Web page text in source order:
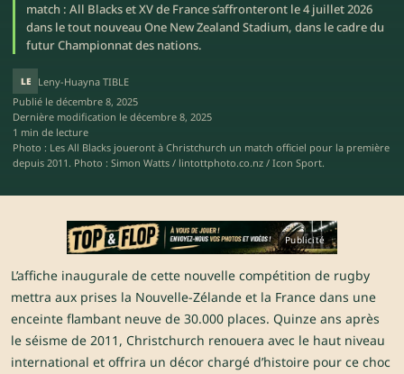
match : All Blacks et XV de France s’affronteront le 4 juillet 2026
dans le tout nouveau One New Zealand Stadium, dans le cadre du
futur Championnat des nations.
LE
Leny-Huayna TIBLE
Publié le décembre 8, 2025
Dernière modification le décembre 8, 2025
1 min de lecture
Photo : Les All Blacks joueront à Christchurch un match officiel pour la première
depuis 2011. Photo : Simon Watts / lintottphoto.co.nz / Icon Sport.
Publicité
L’affiche inaugurale de cette nouvelle compétition de rugby
mettra aux prises la Nouvelle-Zélande et la France dans une
enceinte flambant neuve de 30.000 places. Quinze ans après
le séisme de 2011, Christchurch renouera avec le haut niveau
international et offrira un décor chargé d’histoire pour ce choc